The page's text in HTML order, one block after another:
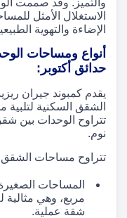
الاستغلال الأمثل
الإضاءة والتهوية
أنواع ومساحات
حدائق أكتوبر:
يقدم كمبوند جيران
الشقق السكنية لتلبية
تتراوح الوحدات بين
نوم.
تتراوح مساحات الشقق
مربع، وهي مثالية
شقة عملية.